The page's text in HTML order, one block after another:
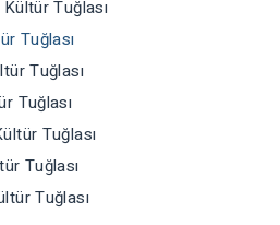
Tuğlası
Tuğlası
Tuğlası
Tuğlası
Tuğlası
Tuğlası
Tuğlası